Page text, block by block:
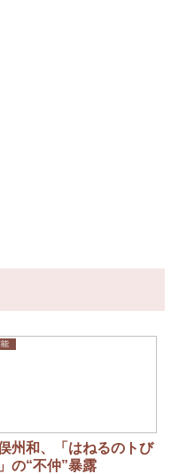
州和、「はねるのトび
の“不仲”暴露